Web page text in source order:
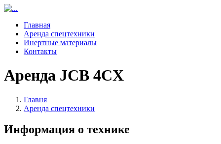
Главная
Аренда спецтехники
Инертные материалы
Контакты
Аренда JCB 4CX
Главня
Аренда спецтехники
Информация о технике